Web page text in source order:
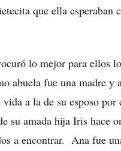
que ella esperaban
lo mejor para ellos
abuela fue una madre y
a la de su esposo por
su amada hija Iris hace
a encontrar. Ana fue